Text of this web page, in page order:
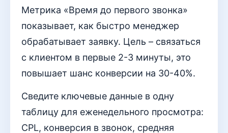
Метрика «Время до первого звонка»
показывает, как быстро менеджер
обрабатывает заявку. Цель – связаться
с клиентом в первые 2-3 минуты, это
повышает шанс конверсии на 30-40%.
Сведите ключевые данные в одну
таблицу для еженедельного просмотра:
CPL, конверсия в звонок, средняя